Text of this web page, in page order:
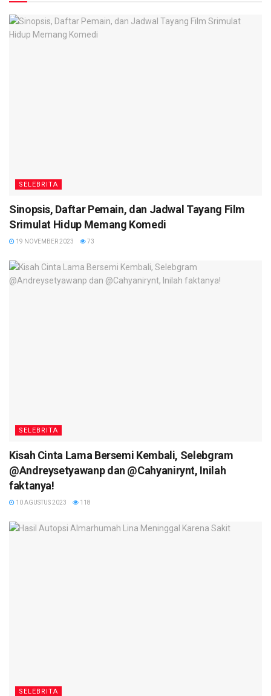
SELEBRITA
Sinopsis, Daftar Pemain, dan Jadwal Tayang Film
Srimulat Hidup Memang Komedi
19 NOVEMBER 2023 73
SELEBRITA
Kisah Cinta Lama Bersemi Kembali, Selebgram
@Andreysetyawanp dan @Cahyanirynt, Inilah
faktanya!
10 AGUSTUS 2023 118
SELEBRITA